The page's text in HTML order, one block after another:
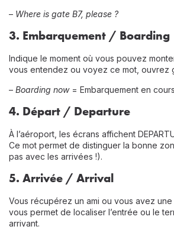
– Where is gate B7, please ?
3. Embarquement / Boarding
Indique le moment où vous pouvez
vous entendez ou voyez ce mot, ouvrez
– Boarding now= Embarquement en cours
4. Départ / Departure
À l’aéroport, les écrans affichent
Ce mot permet de distinguer la bonne
pas avec les arrivées !).
5. Arrivée / Arrival
Vous récupérez un ami ou vous avez
vous permet de localiser l’entrée ou le
arrivant.